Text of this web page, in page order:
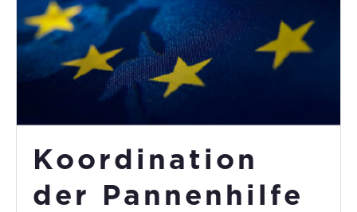
Koordination
der Pannenhilfe